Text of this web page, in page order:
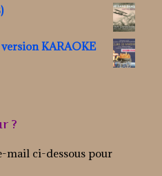
KARAOKE
?
mail ci-dessous pour